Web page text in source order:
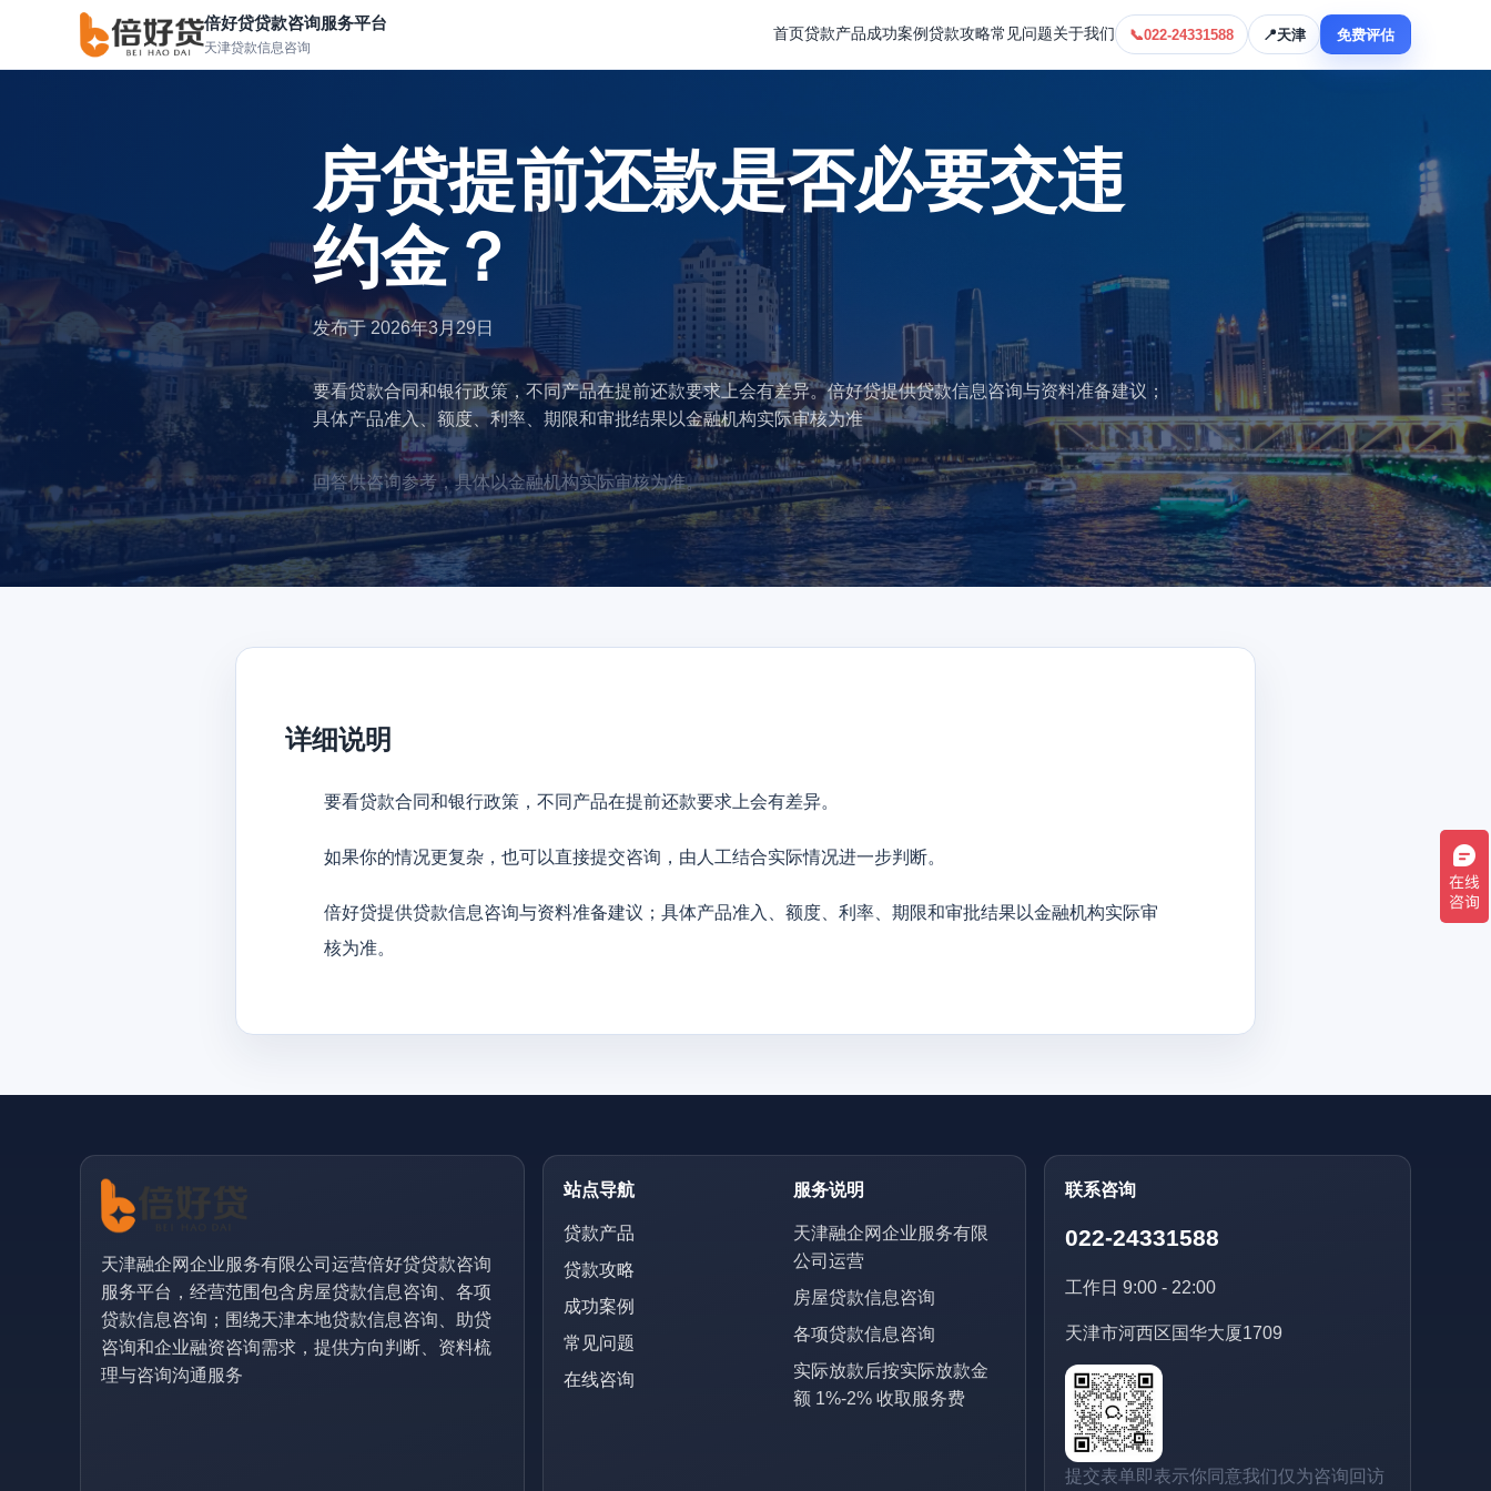
倍好贷贷款咨询服务平台
天津贷款信息咨询
首页贷款产品成功案例 贷款攻略常见问题关于我们 📞022-24331588 📍天津 免费评估
房贷提前还款是否必要交违
约金？
发布于 2026年3月29日
要看贷款合同和银行政策，不同产品在提前还款要求上会有差异。倍好贷提供贷款信息咨询与资料准备建议；
具体产品准入、额度、利率、期限和审批结果以金融机构实际审核为准
回答供咨询参考，具体以金融机构实际审核为准。
详细说明
要看贷款合同和银行政策，不同产品在提前还款要求上会有差异。
如果你的情况更复杂，也可以直接提交咨询，由人工结合实际情况进一步判断。
倍好贷提供贷款信息咨询与资料准备建议；具体产品准入、额度、利率、期限和审批结果以金融机构实际审
核为准。
天津融企网企业服务有限公司运营倍好贷贷款咨询
服务平台，经营范围包含房屋贷款信息咨询、各项
贷款信息咨询；围绕天津本地贷款信息咨询、助贷
咨询和企业融资咨询需求，提供方向判断、资料梳
理与咨询沟通服务
站点导航
贷款产品
贷款攻略
成功案例
常见问题
在线咨询
服务说明
天津融企网企业服务有限
公司运营
房屋贷款信息咨询
各项贷款信息咨询
实际放款后按实际放款金
额 1%-2% 收取服务费
联系咨询
022-24331588
工作日 9:00 - 22:00
天津市河西区国华大厦1709
提交表单即表示你同意我们仅为咨询回访